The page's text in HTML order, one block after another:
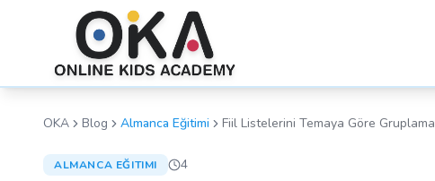
OKA Blog Almanca Eğitimi Fiil Listelerini Temaya Göre Gruplama
ALMANCA EĞITIMI 4